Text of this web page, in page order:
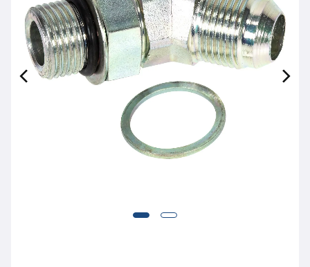
Saxpinnar 5X80Mm Din94 20St